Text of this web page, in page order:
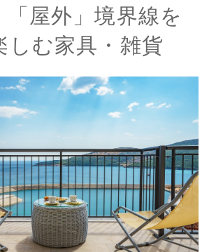
「屋外」境界線を
しむ家具・雑貨